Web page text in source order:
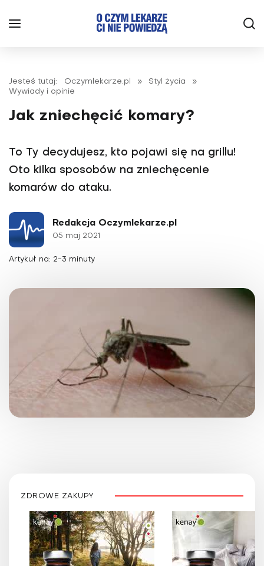
Jesteś tutaj: Oczymlekarze.pl » Styl życia
»
Wywiady i opinie
Jak zniechęcić komary?
To Ty decydujesz, kto pojawi się na grillu!
Oto kilka sposobów na zniechęcenie
komarów do ataku.
Redakcja Oczymlekarze.pl
05 maj 2021
Artykuł na: 2-3 minuty
ZDROWE ZAKUPY